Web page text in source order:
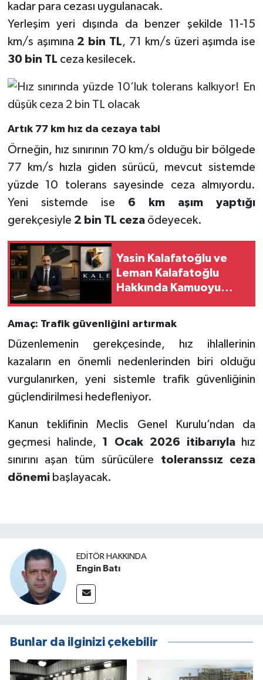
kadar para cezası uygulanacak.
Yerleşim yeri dışında da benzer şekilde 11-15
km/s aşımına 2 bin TL, 71 km/s üzeri aşımda ise
30 bin TL ceza kesilecek.
Artık 77 km hız da cezaya tabi
Örneğin, hız sınırının 70 km/s olduğu bir bölgede
77 km/s hızla giden sürücü, mevcut sistemde
yüzde 10 tolerans sayesinde ceza almıyordu.
Yeni sistemde ise 6 km aşım yaptığı
gerekçesiyle 2 bin TL cezaödeyecek.
Yasin Kalafatoğlu ve
Leman Kalafatoğlu
Hakkında Kamuoyu
Amaç: Trafik güvenliğini artırmak
Düzenlemenin gerekçesinde, hız ihlallerinin
kazaların en önemli nedenlerinden biri olduğu
vurgulanırken, yeni sistemle trafik güvenliğinin
güçlendirilmesi hedefleniyor.
Kanun teklifinin Meclis Genel Kurulu’ndan da
geçmesi halinde, 1 Ocak 2026 itibarıylahız
sınırını aşan tüm sürücülere toleranssız ceza
dönemibaşlayacak.
EDITÖR HAKKINDA
Engin Batı
Bunlar da ilginizi çekebilir